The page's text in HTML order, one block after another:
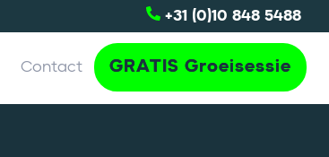
+31 (0)10 848 5488
Contact GRATIS Groeisessie